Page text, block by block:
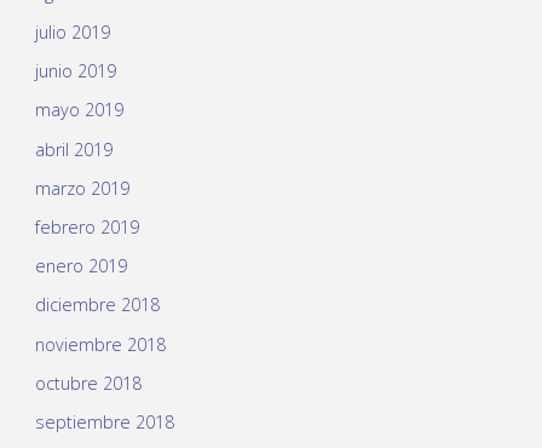
julio 2019
junio 2019
mayo 2019
abril 2019
marzo 2019
febrero 2019
enero 2019
diciembre 2018
noviembre 2018
octubre 2018
septiembre 2018